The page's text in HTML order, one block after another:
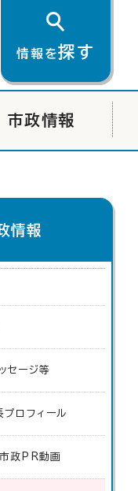
情報を探す
市政情報
情報
セージ等
プロフィール
政PR動画